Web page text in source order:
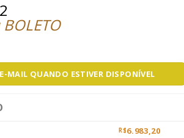
MAIL QUANDO ESTIVER DISPONÍVEL
R$6.983,20